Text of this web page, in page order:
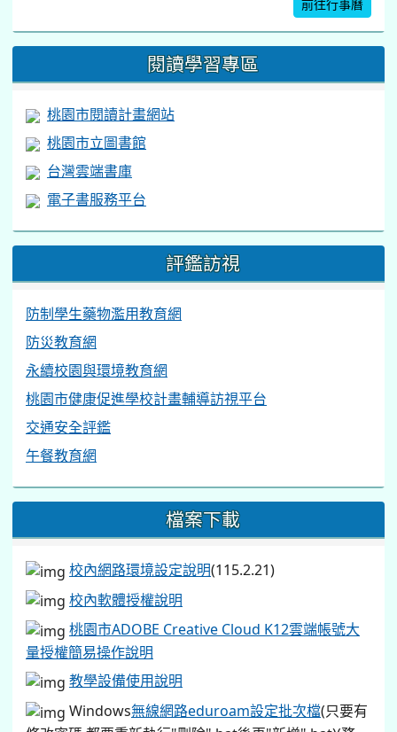
防制學生藥物濫用教育網
永續校園與環境教育網
桃園市健康促進學校計畫輔導訪視平台
交通安全評鑑
午餐教育網
檔案下載
校內網路環境設定說明(115.2.21)
校內軟體授權說明
桃園市ADOBE Creative Cloud K12雲端帳號大
量授權簡易操作說明
教學設備使用說明
Windows
修改密碼,都要重新執行"刪除".bat後再"新增".bat)(務
MAC及iOS、安卓手機設定eduroam操作手冊
桃園市教育局VPN設定說明
教育局office365使用說明
ODF開放文件格式
辦公室印表機驅動程式
●設定說明(115.2.21)
防毒軟體教育局授權版
國民中小學學生學習評量及作業使用生成式人工
智慧注意事項